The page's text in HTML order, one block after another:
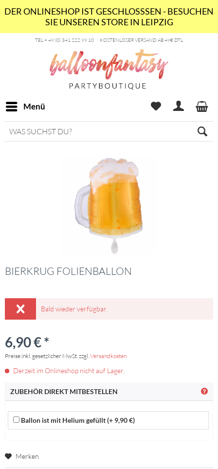
DER ONLINESHOP IST GESCHLOSSSEN - BESUCHEN
SIE UNSEREN STORE IN LEIPZIG
TEL + 49 (0) 341 222 99 10 KOSTENLOSER VERSAND AB 49€ DTL
Menü
BIERKRUG FOLIENBALLON
Bald wieder verfügbar.
6,90 € *
Preise inkl. gesetzlicher MwSt. zzgl.Versandkosten
Derzeit im Onlineshop nicht auf Lager.
ZUBEHÖR DIREKT MITBESTELLEN
Ballon ist mit Helium gefüllt (+ 9,90 €)
Merken